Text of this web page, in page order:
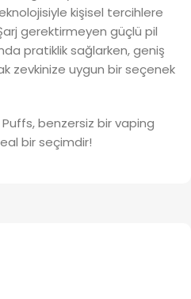
kişisel tercihlere
gerektirmeyen güçlü pil
pratiklik sağlarken, geniş
zevkinize uygun bir seçenek
benzersiz bir vaping
bir seçimdir!